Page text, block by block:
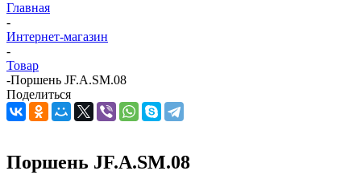
Главная
-
Интернет-магазин
-
Товар
-Поршень JF.A.SM.08
Поделиться
Поршень JF.A.SM.08